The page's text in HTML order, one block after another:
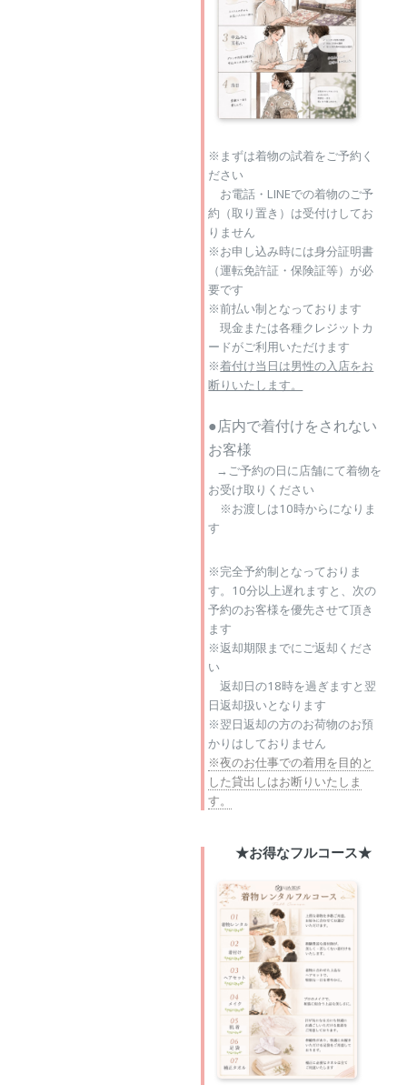
※まずは着物の試着をご予約く
ださい
お電話・LINEでの着物のご予
約（取り置き）は受付けしてお
りません
※お申し込み時には身分証明書
（運転免許証・保険証等）が必
要です
※前払い制となっております
現金または各種クレジットカ
ードがご利用いただけます
※着付け当日は男性の入店をお
断りいたします。
●店内で着付けをされない
お客様
→ご予約の日に店舗にて着物を
お受け取りください
※お渡しは10時からになりま
す
※完全予約制となっておりま
す。10分以上遅れますと、次の
予約のお客様を優先させて頂き
ます
※返却期限までにご返却くださ
い
返却日の18時を過ぎますと翌
日返却扱いとなります
※翌日返却の方のお荷物のお預
かりはしておりません
※夜のお仕事での着用を目的と
した貸出しはお断りいたしま
す。
★お得なフルコース★